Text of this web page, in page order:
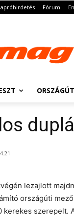
Fórum
lezajlott
országúti
kerekes szerepelt.